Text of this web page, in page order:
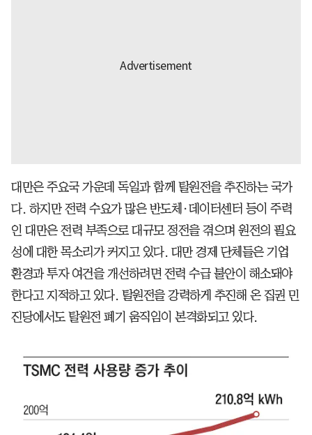
대만은 주요국 가운데 독일과 함께 탈원전을 추진하는 국가
다. 하지만 전력 수요가 많은 반도체·데이터센터 등이 주력
인 대만은 전력 부족으로 대규모 정전을 겪으며 원전의 필요
성에 대한 목소리가 커지고 있다. 대만 경제 단체들은 기업
환경과 투자 여건을 개선하려면 전력 수급 불안이 해소돼야
한다고 지적하고 있다. 탈원전을 강력하게 추진해 온 집권 민
진당에서도 탈원전 폐기 움직임이 본격화되고 있다.